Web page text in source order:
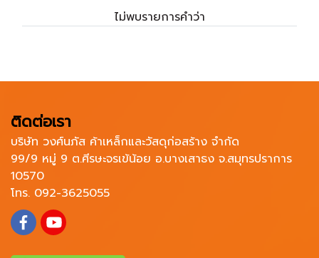
ไม่พบรายการคำว่า
ติดต่อเรา
บริษัท วงศ์นภัส ค้าเหล็กและวัสดุก่อสร้าง จำกัด
99/9 หมู่ 9 ต.ศีรษะจรเข้น้อย อ.บางเสาธง จ.สมุทรปราการ
10570
โทร. 092-3625055